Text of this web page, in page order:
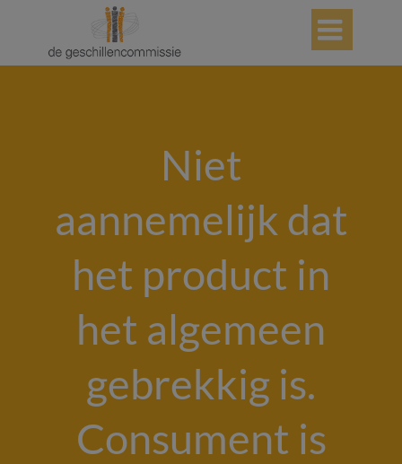

Niet
aannemelijk dat
het product in
het algemeen
gebrekkig is.
Consument is